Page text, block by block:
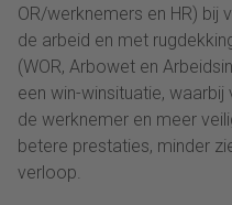
OR/werknemers en HR) bij
de arbeid en met
(WOR, Arbowet en
een win-winsituatie,
de werknemer en meer
betere prestaties, minder
verloop.